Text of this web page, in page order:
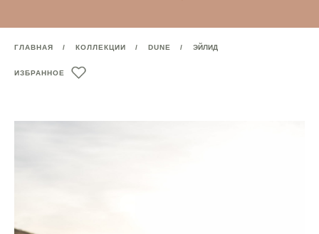
ГЛАВНАЯ КОЛЛЕКЦИИ DUNE ЭЙЛИД
ИЗБРАННОЕ